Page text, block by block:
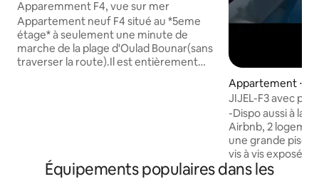
Apparemment F4, vue sur mer
Appartement neuf F4 situé au *5eme
étage* à seulement une minute de
marche de la plage d'Oulad Bounar(sans
traverser la route).Il est entièrement
terasse.. L'appartement est situé dans
un quartier calme et bénéficie d'un
Appartement ⋅
JIJEL-F3 avec
-Dispo aussi à la
Airbnb, 2
une grande
vis à vis exposé
extérieure sur la terrasse
Équipements populaires dans les